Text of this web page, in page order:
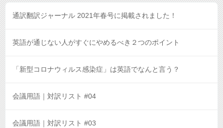
通訳翻訳ジャーナル 2021年春号に掲載されました！
英語が通じない人がすぐにやめるべき２つのポイント
「新型コロナウィルス感染症」は英語でなんと言う？
会議用語｜対訳リスト #04
会議用語｜対訳リスト #03